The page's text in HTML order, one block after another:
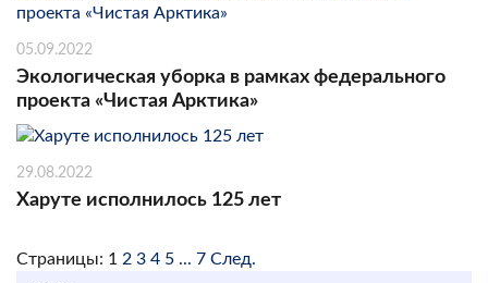
05.09.2022
Экологическая уборка в рамках федерального
проекта «Чистая Арктика»
29.08.2022
Харуте исполнилось 125 лет
Страницы: 1 2 3 4 5 ... 7 След.